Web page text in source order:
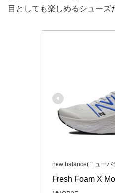
目としても楽しめるシューズ
new balance(ニューバ
Fresh Foam X